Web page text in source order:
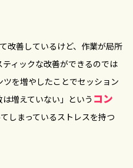
改善しているけど、作業が局所
ィックな改善ができるのでは
を増やしたことでセッション
増えていない」という コン
しまっているストレスを持つ